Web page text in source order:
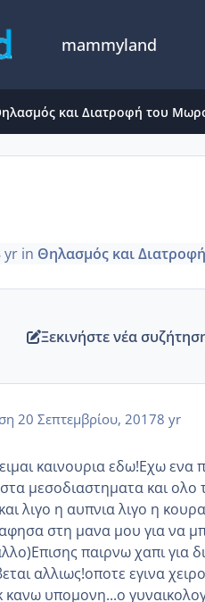
mammyland
και Διατροφή του
yr in Θηλασμός και
Ξεκινήστε νέα
20 Σεπτεμβρίου, 20178 yr
καινουρια εδω!Εχω
μεσοδιαστηματα και
λιγο η αυπνια λιγο η
στη μανα μου για να
παιρνω χαπι για
αλλιως!οποτε εγινα
κανω υπομονη...ο